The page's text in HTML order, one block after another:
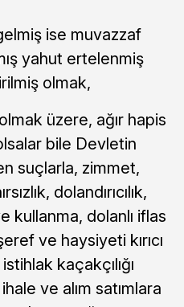
ise muvazzaf
yahut ertelenmiş
olmak,
üzere, ağır hapis
bile Devletin
suçlarla, zimmet,
dolandırıcılık,
kullanma, dolanlı iflas
ve haysiyeti kırıcı
kaçakçılığı
ve alım satımlara